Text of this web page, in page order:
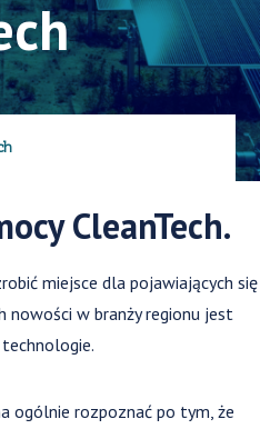
CleanTech.
miejsce dla pojawiających się
nowości w branży regionu jest
ogólnie rozpoznać po tym, że